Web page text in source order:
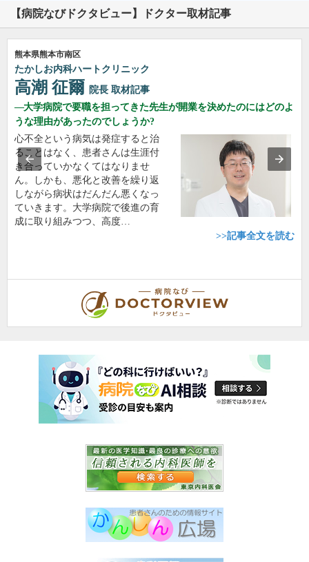
【病院なびドクタビュー】ドクター取材記事
熊本県熊本市南区
たかしお内科ハートクリニック
高潮 征爾 院長 取材記事
大学病院で要職を担ってきた先生が開業を決めたのにはどのよ
うな理由があったのでしょうか?
心不全という病気は発症すると治
ることはなく、患者さんは生涯付
き合っていかなくてはなりませ
ん。しかも、悪化と改善を繰り返
しながら病状はだんだん悪くなっ
ていきます。大学病院で後進の育
成に取り組みつつ、高度…
>>記事全文を読む